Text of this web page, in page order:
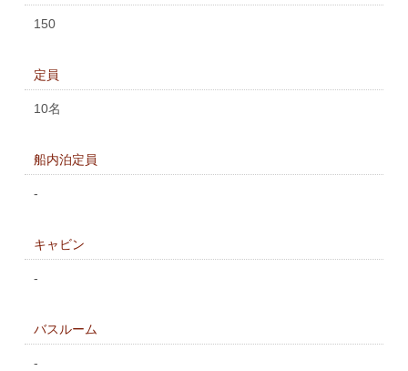
150
定員
10名
船内泊定員
-
キャビン
-
バスルーム
-